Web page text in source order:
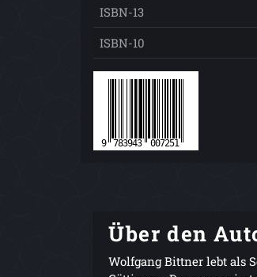
ISBN-13
ISBN-10
Über den
Wolfgang Bittner lebt als